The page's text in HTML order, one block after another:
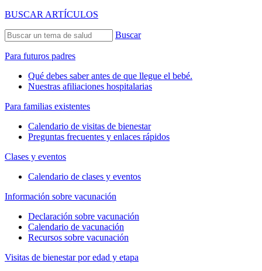
BUSCAR ARTÍCULOS
Buscar
Para futuros padres
Qué debes saber antes de que llegue el bebé.
Nuestras afiliaciones hospitalarias
Para familias existentes
Calendario de visitas de bienestar
Preguntas frecuentes y enlaces rápidos
Clases y eventos
Calendario de clases y eventos
Información sobre vacunación
Declaración sobre vacunación
Calendario de vacunación
Recursos sobre vacunación
Visitas de bienestar por edad y etapa